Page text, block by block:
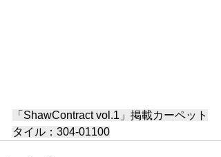
「ShawContract vol.1」掲載カーペット
タイル：304-01100